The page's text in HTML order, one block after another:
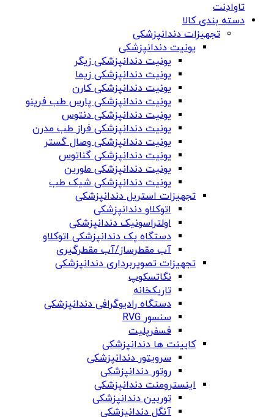
تاوادِنت
دسته بندی کالا
تجهیزات دندانپزشکی
یونیت دندانپزشکی
یونیت دندانپزشکی زیگر
یونیت دندانپزشکی زیما
یونیت دندانپزشکی کارن
یونیت دندانپزشکی پارس طب فرینو
یونیت دندانپزشکی دنتوس
یونیت دندانپزشکی فراز طب مدرن
یونیت دندانپزشکی وصال گستر
یونیت دندانپزشکی گناتوس
یونیت دندانپزشکی ملورین
یونیت دندانپزشکی شیک طب
تجهیزات استریل دندانپزشکی
اتوکلاو دندانپزشکی
اولتراسونیک دندانپزشکی
دستگاه پک دندانپزشکی اتوکلاو
آب مقطرساز/آب مقطرگیری
تجهیزات تصویربرداری دندانپزشکی
نگاتسکوپ
تاریکخانه
دستگاه‌ رادیوگرافی دندانپزشکی
سنسور RVG
فسفرپلیت
کابینت ها دندانپزشکی
سرویتور دندانپزشکی
روتور دندانپزشکی
اینسترومنت دندانپزشکی
توربین دندانپزشکی
آنگل دندانپزشکی